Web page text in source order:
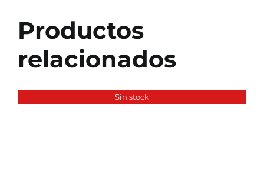
Productos
relacionados
Sin stock